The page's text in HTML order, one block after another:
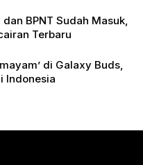
dan BPNT Sudah Masuk,
Terbaru
di Galaxy Buds,
Indonesia